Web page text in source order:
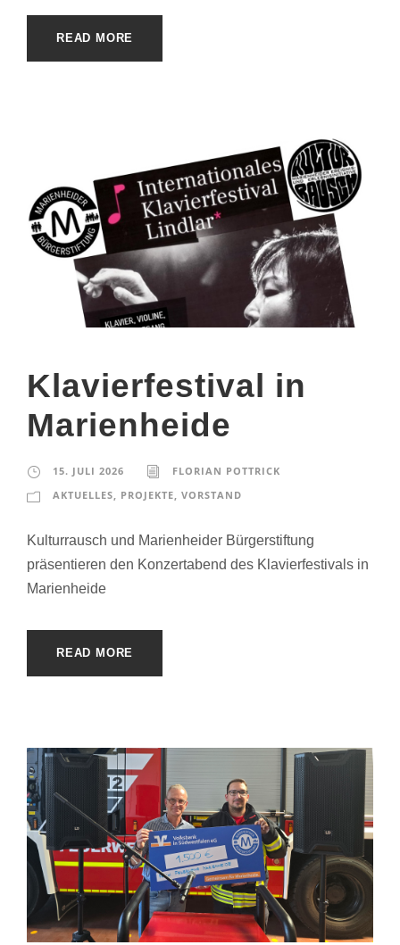
READ MORE
Klavierfestival in
Marienheide
15. JULI 2026
FLORIAN POTTRICK
AKTUELLES
PROJEKTE VORSTAND
Kulturrausch und Marienheider Bürgerstiftung
präsentieren den Konzertabend des Klavierfestivals in
Marienheide
READ MORE